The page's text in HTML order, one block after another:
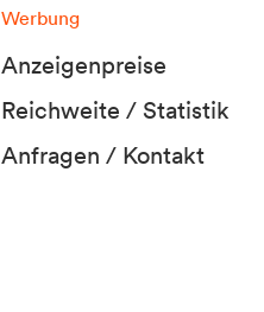
Werbung
Anzeigenpreise
Reichweite / Statistik
Anfragen / Kontakt